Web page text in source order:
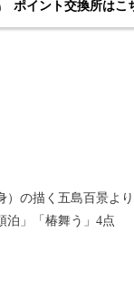
ポイント交換所はこ
）の描く五島百景よ
泊」「椿舞う」4点